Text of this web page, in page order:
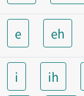
e eh
i ih